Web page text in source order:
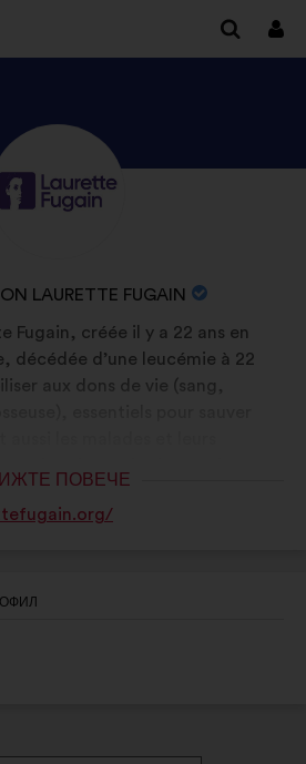
ВИЖТЕ
ПРОФИЛА
ASSOCIATION
FUGAIN
LAURETTE FUGAIN
Биография:
Fugain, créée il y a 22 ans en
décédée d’une leucémie à 22
aux dons de vie (sang,
ПОВЕЧЕ